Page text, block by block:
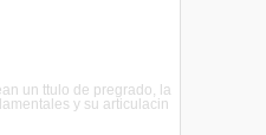
un ttulo de pregrado, la
y su articulacin